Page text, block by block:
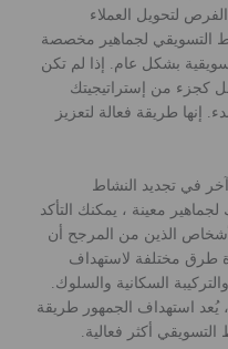
الفرص لتحويل العملاء
التسويقي لجماهير مخصصة
بشكل عام. إذا لم تكن
كجزء من إستراتيجيتك
إنها طريقة فعالة لتعزيز
في تجديد النشاط
معينة ، يمكنك التأكد
الذين من المرجح أن
طرق مختلفة لاستهداف
السكانية والسلوك.
يُعد استهداف الجمهور طريقة
أكثر فعالية.